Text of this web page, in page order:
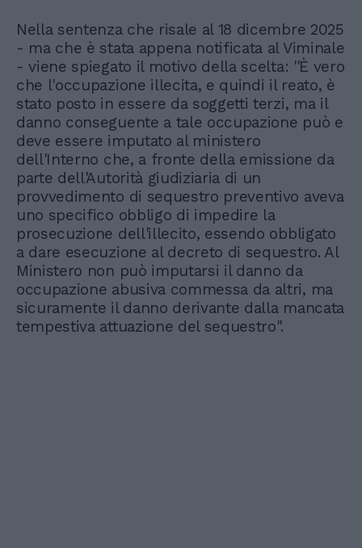
Nella sentenza che risale al 18 dicembre 2025
- ma che è stata appena notificata al Viminale
- viene spiegato il motivo della scelta: ''È vero
che l'occupazione illecita, e quindi il reato, è
stato posto in essere da soggetti terzi, ma il
danno conseguente a tale occupazione può e
deve essere imputato al ministero
dell'Interno che, a fronte della emissione da
parte dell'Autorità giudiziaria di un
provvedimento di sequestro preventivo aveva
uno specifico obbligo di impedire la
prosecuzione dell'illecito, essendo obbligato
a dare esecuzione al decreto di sequestro. Al
Ministero non può imputarsi il danno da
occupazione abusiva commessa da altri, ma
sicuramente il danno derivante dalla mancata
tempestiva attuazione del sequestro".